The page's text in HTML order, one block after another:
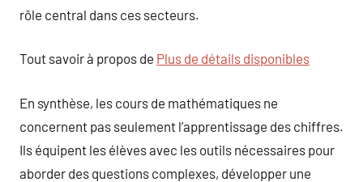
rôle central dans ces secteurs.
Tout savoir à propos de Plus de détails disponibles
En synthèse, les cours de mathématiques ne
concernent pas seulement l’apprentissage des chiffres.
Ils équipent les élèves avec les outils nécessaires pour
aborder des questions complexes, développer une